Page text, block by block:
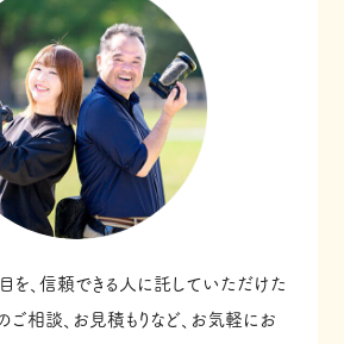
を、信頼できる人に託していただけた
相談、お見積もりなど、お気軽にお